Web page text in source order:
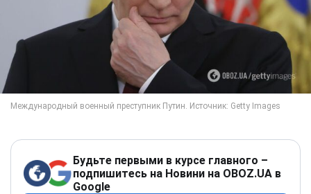
Будьте первыми в курсе главного –
подпишитесь на Новини на OBOZ.UA в
Google